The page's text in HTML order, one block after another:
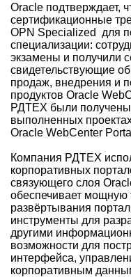
Oracle подтверждает,
сертификационные
OPN Specialized для
специализации:
экзамены и получили
свидетельствующие
продаж, внедрения и
продуктов Oracle
РДТЕХ были
выполненных
Oracle WebCenter
Компания РДТЕХ
корпоративных
связующего слоя
обеспечивает мощную
развёртывания
инструменты для
другими
возможности для
интерфейса,
корпоративным